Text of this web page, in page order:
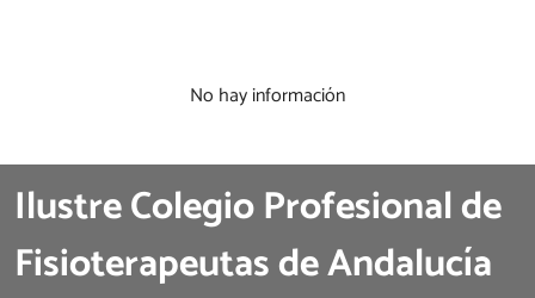
No hay información
Ilustre Colegio Profesional de
Fisioterapeutas de Andalucía